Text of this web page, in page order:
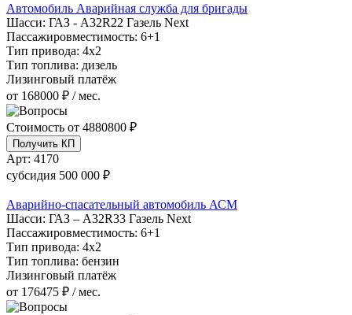
Автомобиль Аварийная служба для бригады
Шасси: ГАЗ - A32R22 Газель Next
Пассажировместимость: 6+1
Тип привода: 4х2
Тип топлива: дизель
Лизинговый платёж
от 168000 ₽ / мес.
Стоимость от 4880800 ₽
Получить КП
Арт: 4170
субсидия 500 000 ₽
Аварийно-спасательный автомобиль АСМ
Шасси: ГАЗ – A32R33 Газель Next
Пассажировместимость: 6+1
Тип привода: 4х2
Тип топлива: бензин
Лизинговый платёж
от 176475 ₽ / мес.